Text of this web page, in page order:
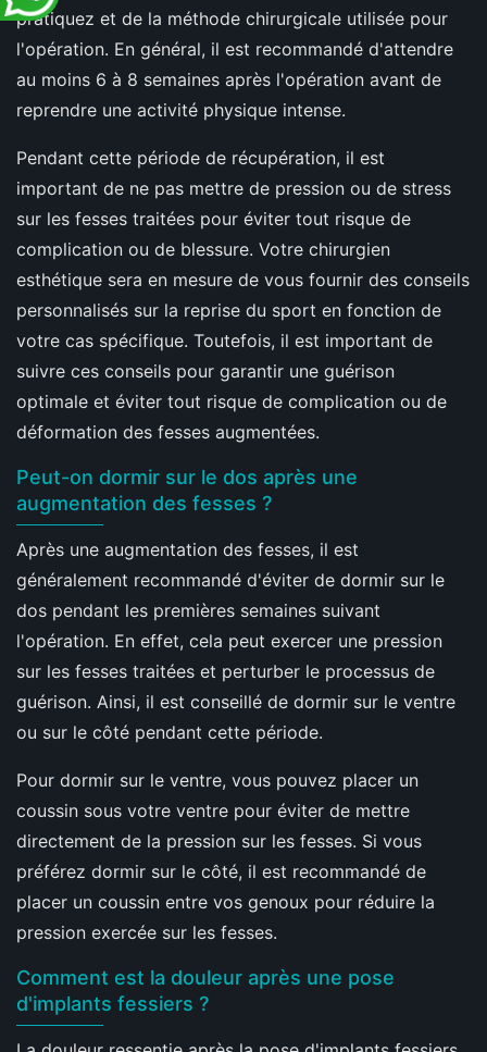
pratiquez et de la méthode chirurgicale utilisée pour
l'opération. En général, il est recommandé d'attendre
au moins 6 à 8 semaines après l'opération avant de
reprendre une activité physique intense.
Pendant cette période de récupération, il est
important de ne pas mettre de pression ou de stress
sur les fesses traitées pour éviter tout risque de
complication ou de blessure. Votre chirurgien
esthétique sera en mesure de vous fournir des conseils
personnalisés sur la reprise du sport en fonction de
votre cas spécifique. Toutefois, il est important de
suivre ces conseils pour garantir une guérison
optimale et éviter tout risque de complication ou de
déformation des fesses augmentées.
Peut-on dormir sur le dos après une
augmentation des fesses ?
Après une augmentation des fesses, il est
généralement recommandé d'éviter de dormir sur le
dos pendant les premières semaines suivant
l'opération. En effet, cela peut exercer une pression
sur les fesses traitées et perturber le processus de
guérison. Ainsi, il est conseillé de dormir sur le ventre
ou sur le côté pendant cette période.
Pour dormir sur le ventre, vous pouvez placer un
coussin sous votre ventre pour éviter de mettre
directement de la pression sur les fesses. Si vous
préférez dormir sur le côté, il est recommandé de
placer un coussin entre vos genoux pour réduire la
pression exercée sur les fesses.
Comment est la douleur après une pose
d'implants fessiers ?